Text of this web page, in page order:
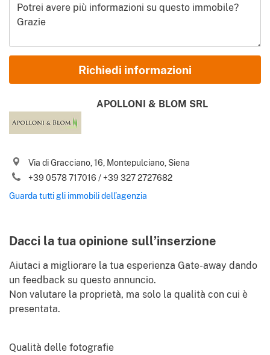
Nome e Cognome
Termini d’uso e Informativa sulla privacy
da Gate-away.com . Termini d’uso
Richiedi informazioni
APOLLONI & BLOM SRL
Via di Gracciano, 16, Montepulciano, Siena
+39 0578 717016 / +39 327 2727682
Guarda tutti gli immobili dell’agenzia
Dacci la tua opinione sull’inserzione
Aiutaci a migliorare la tua esperienza Gate-away dando
un feedback su questo annuncio.
Non valutare la proprietà, ma solo la qualità con cui è
presentata.
Qualità delle fotografie